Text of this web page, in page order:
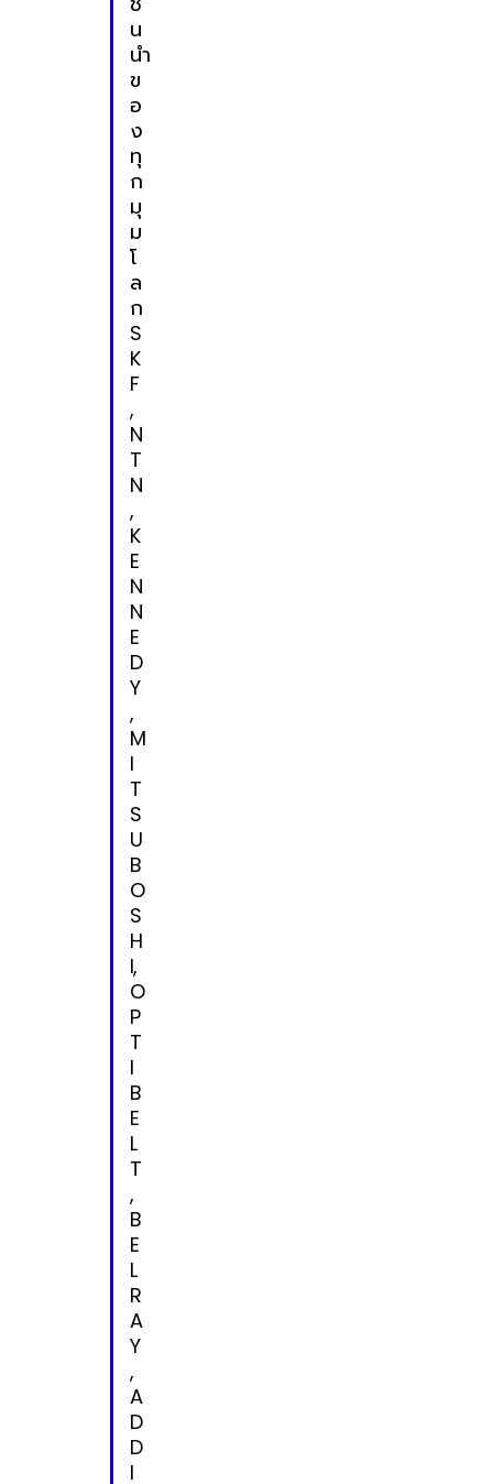
น
นำ
ข
อ
ง
ทุ
ก
มุ
ม
โ
ล
ก
S
K
F
,
N
T
N
,
K
E
N
N
E
D
Y
,
M
I
T
S
U
B
O
S
H
I,
O
P
T
I
B
E
L
T
,
B
E
L
R
A
Y
,
A
D
D
I